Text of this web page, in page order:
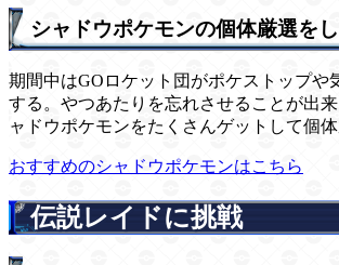
シャドウポケモンの個体厳選をし
期間中はGOロケット団がポケストップや
する。やつあたりを忘れさせることが出
ャドウポケモンをたくさんゲットして個体
おすすめのシャドウポケモンはこちら
伝説レイドに挑戦